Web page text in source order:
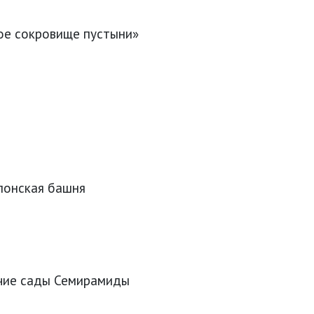
сокровище пустыни»
башня
сады Семирамиды